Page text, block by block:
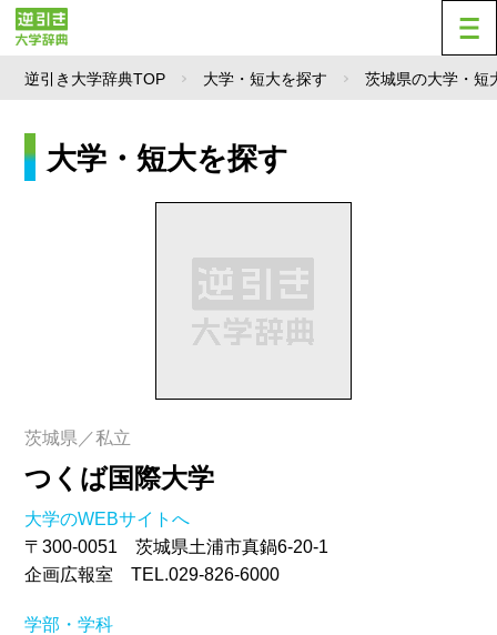
逆引き大学辞典TOP 大学・短大を探す 茨城県の大学・短
大学・短大を探す
茨城県／私立
つくば国際大学
大学のWEBサイトへ
〒300-0051 茨城県土浦市真鍋6-20-1
企画広報室 TEL.029-826-6000
学部・学科